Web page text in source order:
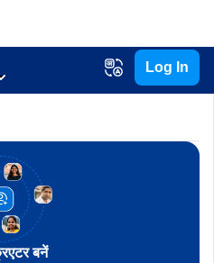
Log In
बनें